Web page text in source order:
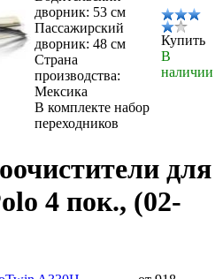
дворник: 53 см
Пассажирский
дворник: 48 см
Страна
производства:
Мексика
В комплекте набор
переходников
Купить
В
наличии
для
4 пок., (02-